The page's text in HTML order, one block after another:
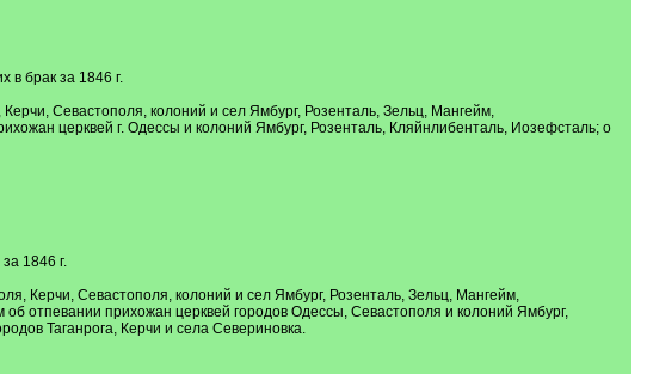
в брак за 1846 г.
Севастополя, колоний и сел Ямбург, Розенталь, Зельц, Мангейм,
церквей г. Одессы и колоний Ямбург, Розенталь, Кляйнлибенталь, Иозефсталь; о
1846 г.
Керчи, Севастополя, колоний и сел Ямбург, Розенталь, Зельц, Мангейм,
отпевании прихожан церквей городов Одессы, Севастополя и колоний Ямбург,
Таганрога, Керчи и села Севериновка.